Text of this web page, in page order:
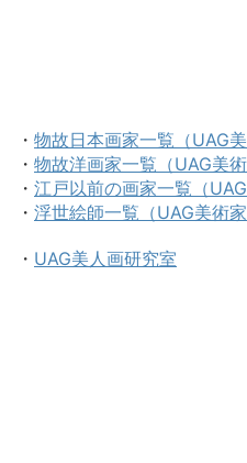
・ 物故日本画家一覧（UAG美
・ 物故洋画家一覧（UAG美術
・ 江戸以前の画家一覧（UAG
・ 浮世絵師一覧（UAG美術家
・ UAG美人画研究室